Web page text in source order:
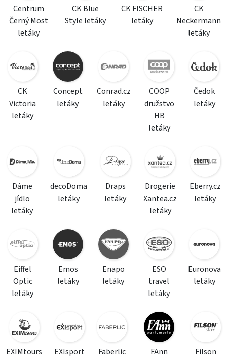
Centrum
Černý Most
letáky
CK Blue
Style letáky
CK FISCHER
letáky
CK
Neckermann
letáky
CK
Victoria
letáky
Concept
letáky
Conrad.cz
letáky
COOP
družstvo
HB
letáky
Čedok
letáky
Dáme
jídlo
letáky
decoDoma
letáky
Draps
letáky
Drogerie
Xantea.cz
letáky
Eberry.cz
letáky
Eiffel
Optic
letáky
Emos
letáky
Enapo
letáky
ESO
travel
letáky
Euronova
letáky
EXIMtours
EXIsport
Faberlic
FAnn
Filson